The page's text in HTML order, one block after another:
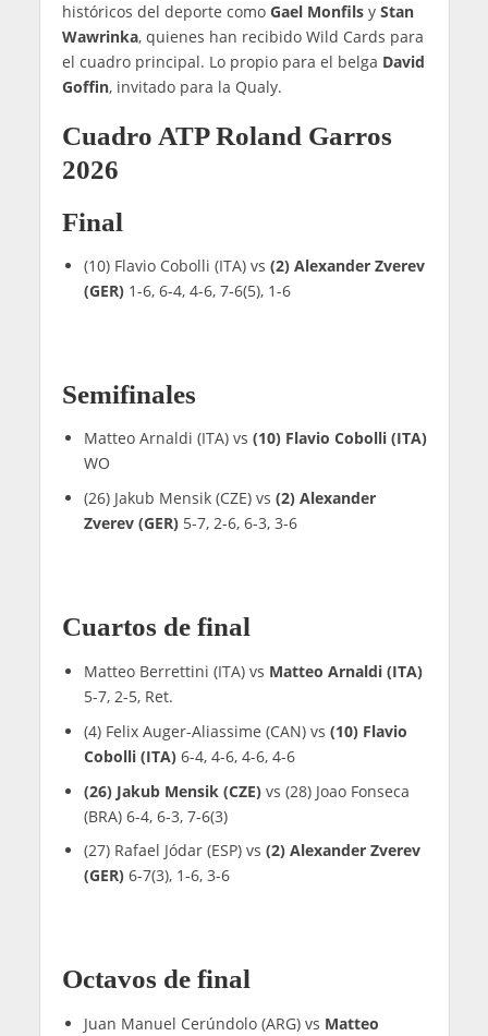
históricos del deporte como Gael Monfilsy Stan
Wawrinka, quienes han recibido Wild Cards para
el cuadro principal. Lo propio para el belga David
Goffin, invitado para la Qualy.
Cuadro ATP Roland Garros
2026
Final
(10) Flavio Cobolli (ITA) vs (2) Alexander Zverev
(GER)1-6, 6-4, 4-6, 7-6(5), 1-6
Semifinales
Matteo Arnaldi (ITA) vs (10) Flavio Cobolli (ITA)
WO
(26) Jakub Mensik (CZE) vs (2) Alexander
Zverev (GER)5-7, 2-6, 6-3, 3-6
Cuartos de final
Matteo Berrettini (ITA) vs Matteo Arnaldi (ITA)
5-7, 2-5, Ret.
(4) Felix Auger-Aliassime (CAN) vs (10) Flavio
Cobolli (ITA)6-4, 4-6, 4-6, 4-6
(26) Jakub Mensik (CZE)vs (28) Joao Fonseca
(BRA) 6-4, 6-3, 7-6(3)
(27) Rafael Jódar (ESP) vs (2) Alexander Zverev
(GER)6-7(3), 1-6, 3-6
Octavos de final
Juan Manuel Cerúndolo (ARG) vs Matteo